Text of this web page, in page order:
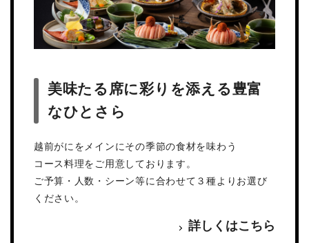
美味たる席に彩りを添える豊富
なひとさら
越前がにをメインにその季節の食材を味わう
コース料理をご用意しております。
ご予算・人数・シーン等に合わせて３種よりお選び
ください。
詳しくはこちら